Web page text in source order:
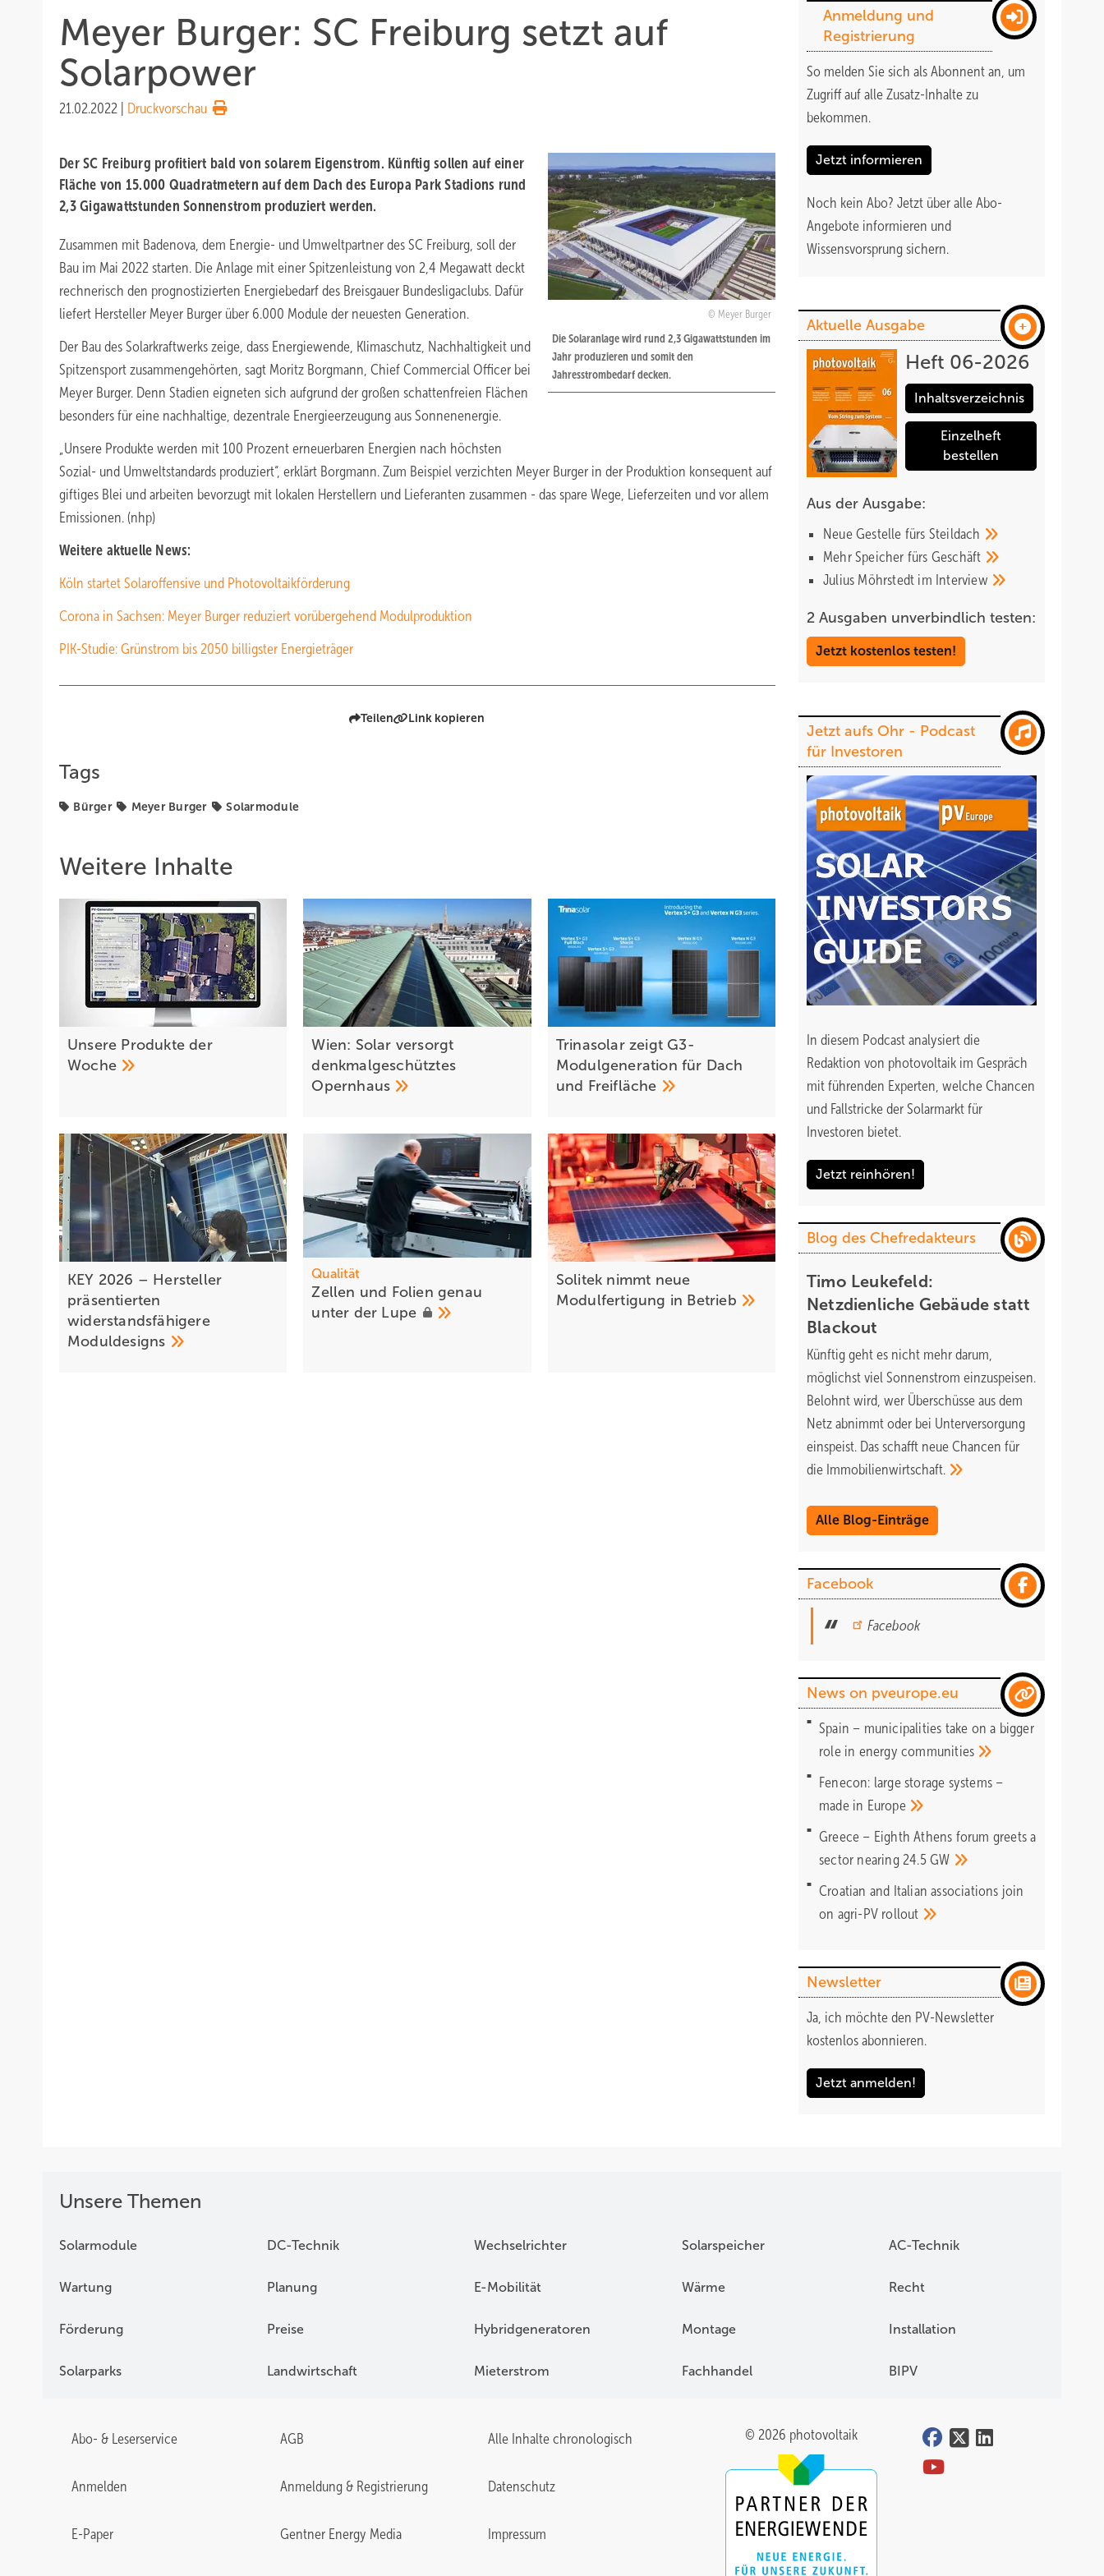
Meyer Burger: SC Freiburg setzt auf
Solarpower
21.02.2022 Druckvorschau
Meyer Burger
Die Solaranlage wird rund 2,3 Gigawattstunden im
Jahr produzieren und somit den
Jahresstrombedarf decken.
Der SC Freiburg profitiert bald von solarem Eigenstrom. Künftig sollen auf einer
Fläche von 15.000 Quadratmetern auf dem Dach des Europa Park Stadions rund
2,3 Gigawattstunden Sonnenstrom produziert werden.
Zusammen mit Badenova, dem Energie- und Umweltpartner des SC Freiburg, soll der
Bau im Mai 2022 starten. Die Anlage mit einer Spitzenleistung von 2,4 Megawatt deckt
rechnerisch den prognostizierten Energiebedarf des Breisgauer Bundesligaclubs. Dafür
liefert Hersteller Meyer Burger über 6.000 Module der neuesten Generation.
Der Bau des Solarkraftwerks zeige, dass Energiewende, Klimaschutz, Nachhaltigkeit und
Spitzensport zusammengehörten, sagt Moritz Borgmann, Chief Commercial Officer bei
Meyer Burger. Denn Stadien eigneten sich aufgrund der großen schattenfreien Flächen
besonders für eine nachhaltige, dezentrale Energieerzeugung aus Sonnenenergie.
„Unsere Produkte werden mit 100 Prozent erneuerbaren Energien nach höchsten
Sozial- und Umweltstandards produziert“, erklärt Borgmann. Zum Beispiel verzichten Meyer Burger in der Produktion konsequent auf
giftiges Blei und arbeiten bevorzugt mit lokalen Herstellern und Lieferanten zusammen - das spare Wege, Lieferzeiten und vor allem
Emissionen. (nhp)
Weitere aktuelle News:
Köln startet Solaroffensive und Photovoltaikförderung
Corona in Sachsen: Meyer Burger reduziert vorübergehend Modulproduktion
PIK-Studie: Grünstrom bis 2050 billigster Energieträger
Teilen Link kopieren
Tags
Bürger Meyer Burger Solarmodule
Weitere Inhalte
Unsere Produkte der
Woche­
Wien: Solar versorgt
denkmalgeschütztes
Opernhaus
Trinasolar zeigt G3-
Modulgeneration für Dach
und Freifläche
KEY 2026 – Hersteller
präsentierten
widerstandsfähigere
Moduldesigns
Qualität
Zellen und Folien genau
unter der Lupe
Solitek nimmt neue
Modulfertigung in Betrieb
Anmeldung und
Registrierung
So melden Sie sich als Abonnent an, um
Zugriff auf alle Zusatz-Inhalte zu
bekommen.
Jetzt informieren
Noch kein Abo? Jetzt über alle Abo-
Angebote informieren und
Wissensvorsprung sichern.
Aktuelle Ausgabe
Heft 06-2026
Inhaltsverzeichnis
Einzelheft
bestellen
Aus der Ausgabe:
Neue Gestelle fürs Steildach
Mehr Speicher fürs Geschäft
Julius Möhrstedt im Interview
2 Ausgaben unverbindlich testen:
Jetzt kostenlos testen!
Jetzt aufs Ohr - Podcast
für Investoren
In diesem Podcast analysiert die
Redaktion von photovoltaik im Gespräch
mit führenden Experten, welche Chancen
und Fallstricke der Solarmarkt für
Investoren bietet.
Jetzt reinhören!
Blog des Chefredakteurs
Timo Leukefeld:
Netzdienliche Gebäude statt
Blackout
Künftig geht es nicht mehr darum,
möglichst viel Sonnenstrom einzuspeisen.
Belohnt wird, wer Überschüsse aus dem
Netz abnimmt oder bei Unterversorgung
einspeist. Das schafft neue Chancen für
die Immobilienwirtschaft.
Alle Blog-Einträge
Facebook
Facebook
News on pveurope.eu
Spain – municipalities take on a bigger
role in energy communities
Fenecon: large storage systems –
made in Europe
Greece – Eighth Athens forum greets a
sector nearing 24.5 GW
Croatian and Italian associations join
on agri-PV rollout
Newsletter
Ja, ich möchte den PV-Newsletter
kostenlos abonnieren.
Jetzt anmelden!
Unsere Themen
Solarmodule DC-Technik Wechselrichter Solarspeicher AC-Technik
Wartung Planung E-Mobilität Wärme Recht
Förderung Preise Hybridgeneratoren Montage Installation
Solarparks Landwirtschaft Mieterstrom Fachhandel BIPV
Abo- & Leserservice AGB Alle Inhalte chronologisch
Anmelden Anmeldung & Registrierung Datenschutz
E-Paper Gentner Energy Media Impressum
© 2026 photovoltaik